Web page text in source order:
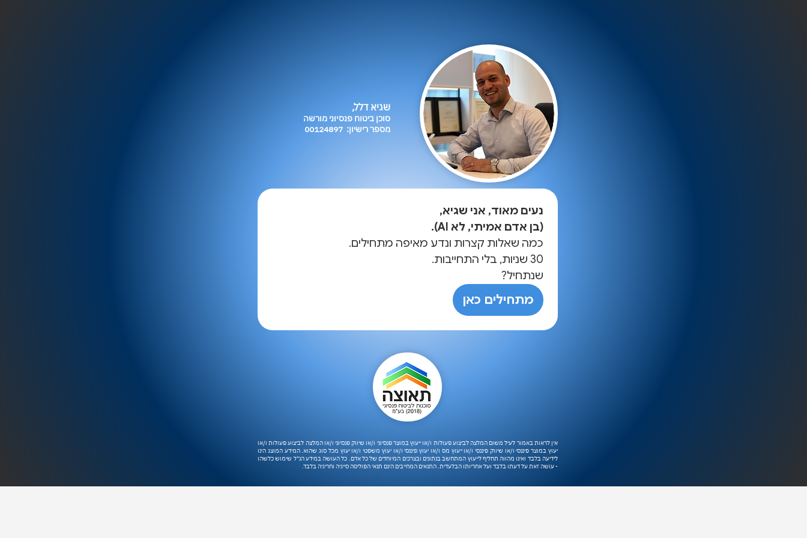
שגיא דלל,
סוכן ביטוח פנסיוני מורשה
מספר רישיון: 00124897
נעים מאוד, אני שגיא,
(בן אדם אמיתי, לא AI).
כמה שאלות קצרות ונדע מאיפה מתחילים.
30 שניות, בלי התחייבות.
שנתחיל?
מתחילים כאן
אין לראות באמור לעיל משום המלצה לביצוע פעולות ו/או ייעוץ במוצר פנסיוני ו/או שיווק פנסיוני ו/או המלצה לביצוע פעולות ו/או
יעוץ במוצר פיננסי ו/או שיווק פיננסי ו/או ייעוץ מס ו/או יעוץ פיננסי ו/או יעוץ משפטי ו/או יעוץ מכל סוג שהוא. המידע המוצג הינו
לידיעה בלבד ואינו מהווה תחליף לייעוץ המתחשב בנתונים ובצרכים המיוחדים של כל אדם. כל העושה במידע הנ"ל שימוש כלשהו
- עושה זאת על דעתו בלבד ועל אחריותו הבלעדית. התנאים המחייבים הינם תנאי הפוליסה סייגיה וחריגיה בלבד.